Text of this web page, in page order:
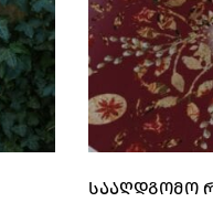
ᲡᲐᲐᲦᲓᲒᲝᲛᲝ